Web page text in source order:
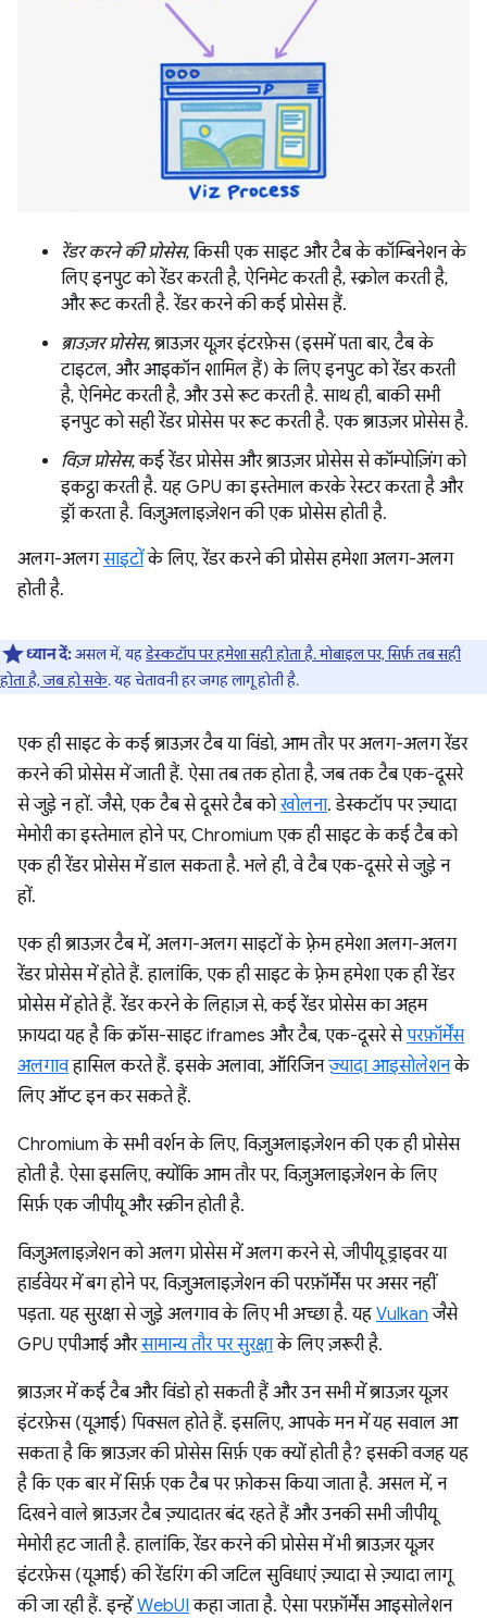
रेंडर करने की प्रोसेस, किसी एक साइट और टैब के कॉम्बिनेशन के
लिए इनपुट को रेंडर करती है, ऐनिमेट करती है, स्क्रोल करती है,
और रूट करती है. रेंडर करने की कई प्रोसेस हैं.
ब्राउज़र प्रोसेस, ब्राउज़र यूज़र इंटरफ़ेस (इसमें पता बार, टैब के
टाइटल, और आइकॉन शामिल हैं) के लिए इनपुट को रेंडर करती
है, ऐनिमेट करती है, और उसे रूट करती है. साथ ही, बाकी सभी
इनपुट को सही रेंडर प्रोसेस पर रूट करती है. एक ब्राउज़र प्रोसेस है.
विज़ प्रोसेस, कई रेंडर प्रोसेस और ब्राउज़र प्रोसेस से कॉम्पोज़िंग को
इकट्ठा करती है. यह GPU का इस्तेमाल करके रेस्टर करता है और
ड्रॉ करता है. विज़ुअलाइज़ेशन की एक प्रोसेस होती है.
अलग-अलगसाइटोंके लिए, रेंडर करने की प्रोसेस हमेशा अलग-अलग
होती है.
ध्यान दें:असल में, यहडेस्कटॉप पर हमेशा सही होता है. मोबाइल पर, सिर्फ़ तब सही
होता है, जब हो सके. यह चेतावनी हर जगह लागू होती है.
एक ही साइट के कई ब्राउज़र टैब या विंडो, आम तौर पर अलग-अलग रेंडर
करने की प्रोसेस में जाती हैं. ऐसा तब तक होता है, जब तक टैब एक-दूसरे
से जुड़े न हों. जैसे, एक टैब से दूसरे टैब कोखोलना. डेस्कटॉप पर ज़्यादा
मेमोरी का इस्तेमाल होने पर, Chromium एक ही साइट के कई टैब को
एक ही रेंडर प्रोसेस में डाल सकता है. भले ही, वे टैब एक-दूसरे से जुड़े न
हों.
एक ही ब्राउज़र टैब में, अलग-अलग साइटों के फ़्रेम हमेशा अलग-अलग
रेंडर प्रोसेस में होते हैं. हालांकि, एक ही साइट के फ़्रेम हमेशा एक ही रेंडर
प्रोसेस में होते हैं. रेंडर करने के लिहाज़ से, कई रेंडर प्रोसेस का अहम
फ़ायदा यह है कि क्रॉस-साइट iframes और टैब, एक-दूसरे सेपरफ़ॉर्मेंस
अलगावहासिल करते हैं. इसके अलावा, ऑरिजिनज़्यादा आइसोलेशनके
लिए ऑप्ट इन कर सकते हैं.
Chromium के सभी वर्शन के लिए, विज़ुअलाइज़ेशन की एक ही प्रोसेस
होती है. ऐसा इसलिए, क्योंकि आम तौर पर, विज़ुअलाइज़ेशन के लिए
सिर्फ़ एक जीपीयू और स्क्रीन होती है.
विज़ुअलाइज़ेशन को अलग प्रोसेस में अलग करने से, जीपीयू ड्राइवर या
हार्डवेयर में बग होने पर, विज़ुअलाइज़ेशन की परफ़ॉर्मेंस पर असर नहीं
पड़ता. यह सुरक्षा से जुड़े अलगाव के लिए भी अच्छा है. यह Vulkan जैसे
GPU एपीआई औरसामान्य तौर पर सुरक्षाके लिए ज़रूरी है.
ब्राउज़र में कई टैब और विंडो हो सकती हैं और उन सभी में ब्राउज़र यूज़र
इंटरफ़ेस (यूआई) पिक्सल होते हैं. इसलिए, आपके मन में यह सवाल आ
सकता है कि ब्राउज़र की प्रोसेस सिर्फ़ एक क्यों होती है? इसकी वजह यह
है कि एक बार में सिर्फ़ एक टैब पर फ़ोकस किया जाता है. असल में, न
दिखने वाले ब्राउज़र टैब ज़्यादातर बंद रहते हैं और उनकी सभी जीपीयू
मेमोरी हट जाती है. हालांकि, रेंडर करने की प्रोसेस में भी ब्राउज़र यूज़र
इंटरफ़ेस (यूआई) की रेंडरिंग की जटिल सुविधाएं ज़्यादा से ज़्यादा लागू
की जा रही हैं. इन्हेंWebUI कहा जाता है. ऐसा परफ़ॉर्मेंस आइसोलेशन